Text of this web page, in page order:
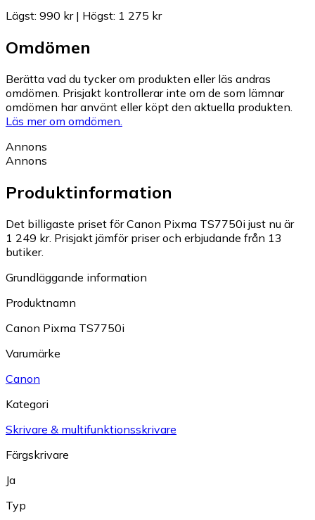
Lägst: 990 kr| Högst: 1 275 kr
Omdömen
Berätta vad du tycker om produkten eller läs andras
omdömen. Prisjakt kontrollerar inte om de som lämnar
omdömen har använt eller köpt den aktuella produkten.
Läs mer om omdömen.
Annons
Annons
Produktinformation
Det billigaste priset för Canon Pixma TS7750i just nu är
1 249 kr. Prisjakt jämför priser och erbjudande från 13
butiker.
Grundläggande information
Produktnamn
Canon Pixma TS7750i
Varumärke
Canon
Kategori
Skrivare & multifunktionsskrivare
Färgskrivare
Ja
Typ